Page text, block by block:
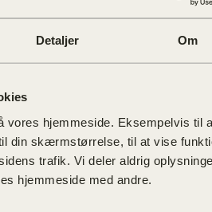
Detaljer Om
vores hjemmeside. Eksempelvis til
din skærmstørrelse, til at vise
trafik. Vi deler aldrig
hjemmeside med andre.
er social ansvarlighed
målsætningen omfatter blandt andet,